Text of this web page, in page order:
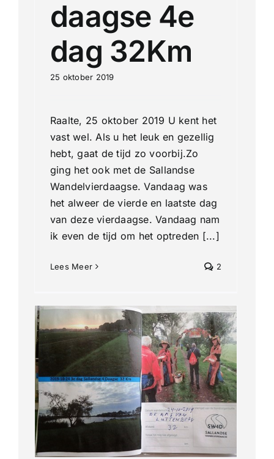
daagse 4e
dag 32Km
25 oktober 2019
Raalte, 25 oktober 2019 U kent het
vast wel. Als u het leuk en gezellig
hebt, gaat de tijd zo voorbij.Zo
ging het ook met de Sallandse
Wandelvierdaagse. Vandaag was
het alweer de vierde en laatste dag
van deze vierdaagse. Vandaag nam
ik even de tijd om het optreden [...]
Lees Meer 2